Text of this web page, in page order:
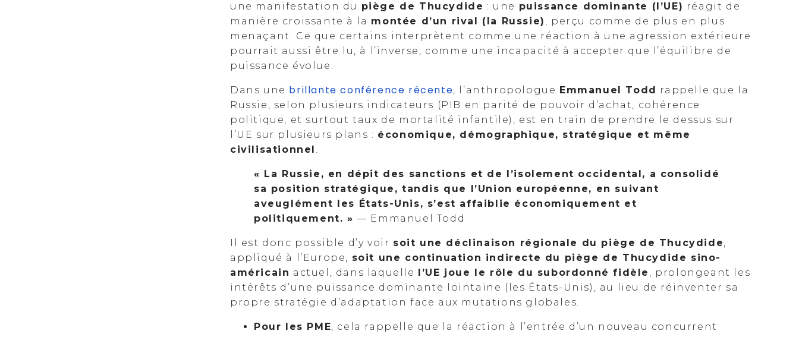
une manifestation du piège de Thucydide : une puissance dominante (l’UE) réagit de
manière croissante à la montée d’un rival (la Russie) , perçu comme de plus en plus
menaçant. Ce que certains interprètent comme une réaction à une agression extérieure
pourrait aussi être lu, à l’inverse, comme une incapacité à accepter que l’équilibre de
puissance évolue.
Dans une brillanteconférence récente, l’anthropologue Emmanuel Todd rappelle que la
Russie, selon plusieurs indicateurs (PIB en parité de pouvoir d’achat, cohérence
politique, et surtout taux de mortalité infantile), est en train de prendre le dessus sur
l’UE sur plusieurs plans : économique, démographique, stratégique et même
civilisationnel .
« La Russie, en dépit des sanctions et de l’isolement occidental, a consolidé
sa position stratégique, tandis que l’Union européenne, en suivant
aveuglément les États-Unis, s’est affaiblie économiquement et
politiquement. » — Emmanuel Todd
Il est donc possible d’y voir soit une déclinaison régionale du piège de Thucydide,
appliqué à l’Europe, soit une continuation indirecte du piège de Thucydide sino-
américain actuel, dans laquelle l’UE joue le rôle du subordonné fidèle , prolongeant les
intérêts d’une puissance dominante lointaine (les États-Unis), au lieu de réinventer sa
propre stratégie d’adaptation face aux mutations globales.
Pour les PME, cela rappelle que la réaction à l’entrée d’un nouveau concurrent